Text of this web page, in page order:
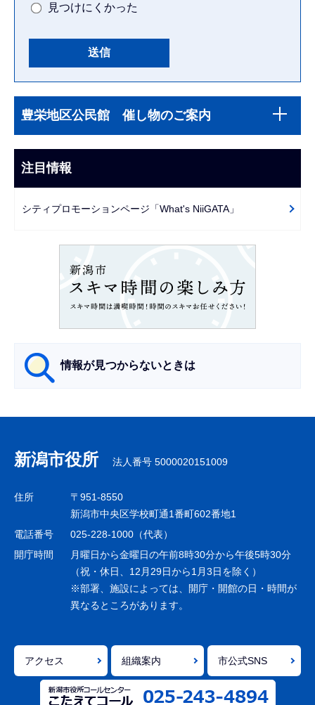
見つけにくかった
文
こ
ま
で
ビ
ー
豊栄地区公民館 催し物のご案内
注目情報
シティプロモーションページ「What's NiiGATA」
情報が見つからないときは
ナ
ビ
ゲ
シ
ョ
で
新潟市役所 法人番号 5000020151009
住所
〒951-8550
新潟市中央区学校町通1番町602番地1
電話番号
025-228-1000（代表）
開庁時間
月曜日から金曜日の午前8時30分から午後5時30分
（祝・休日、12月29日から1月3日を除く）
※部署、施設によっては、開庁・開館の日・時間が
異なるところがあります。
アクセス 組織案内 市公式SNS